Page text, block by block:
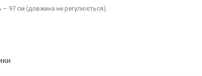
– 97 см (довжина не регулюється).